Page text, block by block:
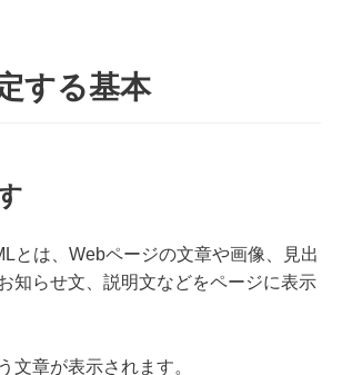
する基本
とは、Webページの文章や画像、見出
知らせ文、説明文などをページに表示
文章が表示されます。